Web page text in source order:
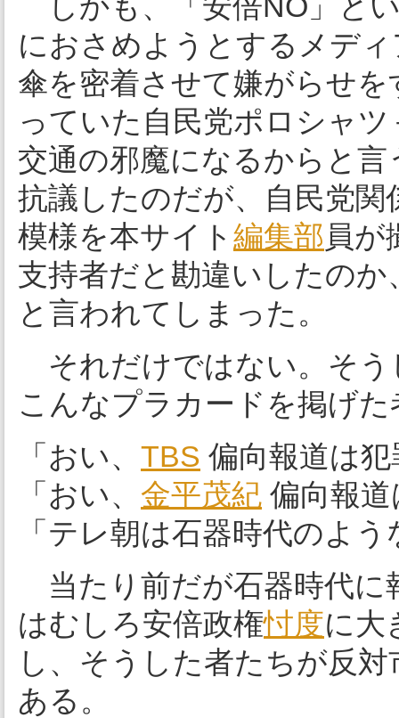
におさめようとするメデ
傘を密着させて嫌がらせ
っていた自民党ポロシャ
交通の邪魔になるからと
抗議したのだが、自民党
模様を本サイト 編集部 員が
支持者だと勘違いしたの
と言われてしまった。
それだけではない。そう
こんなプラカードを掲げ
「おい、 TBS 偏向報道は
「おい、 金平茂紀 偏向報
「テレ朝は石器時代のよ
当たり前だが石器時代に
はむしろ安倍政権忖度に
し、そうした者たちが反
ある。